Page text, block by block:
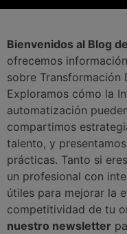
Bienvenidos al Blog
ofrecemos
sobre Transformación
Exploramos cómo la
automatización
compartimos
talento, y
prácticas. Tanto si
un profesional con
útiles para mejorar la
competitividad de tu
nuestro newsletter